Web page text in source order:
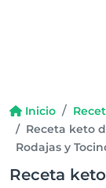
Inicio
Receta keto
Rodajas y
Receta